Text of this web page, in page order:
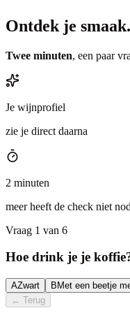
Ontdek je smaak.
Twee minuten, een paar
Je wijnprofiel
zie je direct daarna
2 minuten
meer heeft de check niet
Vraag 1 van 6
Hoe drink je je
AZwart B Met een beetje
← Terug